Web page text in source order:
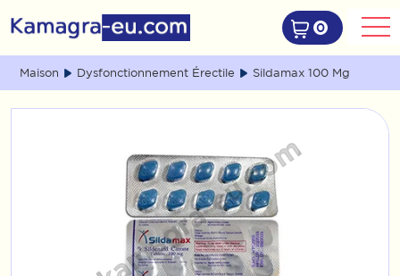
0
Maison Dysfonctionnement Érectile Sildamax 100 Mg